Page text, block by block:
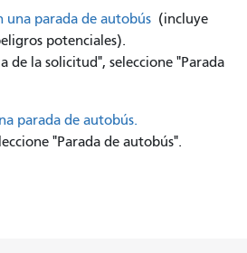
una parada de autobús (incluye
potenciales).
de la solicitud", seleccione "Parada
parada de autobús.
"Parada de autobús".